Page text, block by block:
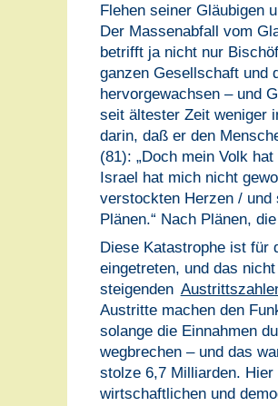
Flehen seiner Gläubigen
Der Massenabfall vom
betrifft ja nicht nur
ganzen Gesellschaft und
hervorgewachsen – und
seit ältester Zeit weniger
darin, daß er den
(81): „Doch mein Volk
Israel hat mich nicht
verstockten Herzen / und
Plänen.“ Nach Plänen,
Diese Katastrophe ist für
eingetreten, und das
steigenden
Austritte machen den
solange die Einnahmen
wegbrechen – und das
stolze 6,7 Milliarden.
wirtschaftlichen und